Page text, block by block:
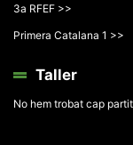
3a RFEF >>
Primera Catalana 1 >>
Taller
No hem trobat cap